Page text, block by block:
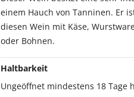
einem Hauch von Tanninen. Er
diesen Wein mit Käse,
oder Bohnen.
Haltbarkeit
Ungeöffnet mindestens 18 Tage